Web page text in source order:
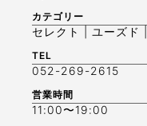
カテゴリー
セレクト | ユーズド
TEL
052-269-2615
営業時間
11:00〜19:00